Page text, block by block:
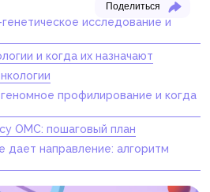
Поделиться
исследование и
и когда их назначают
профилирование и когда
ОМС: пошаговый план
дает направление: алгоритм